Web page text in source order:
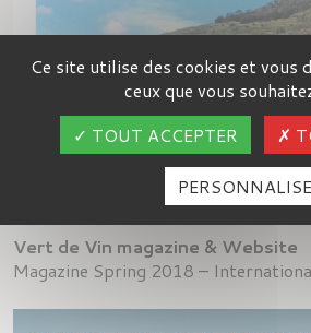
Vert de Vin magazine & Website
Ce site utilise des cookies et vous
ceux que vous
TOUT ACCEPTER